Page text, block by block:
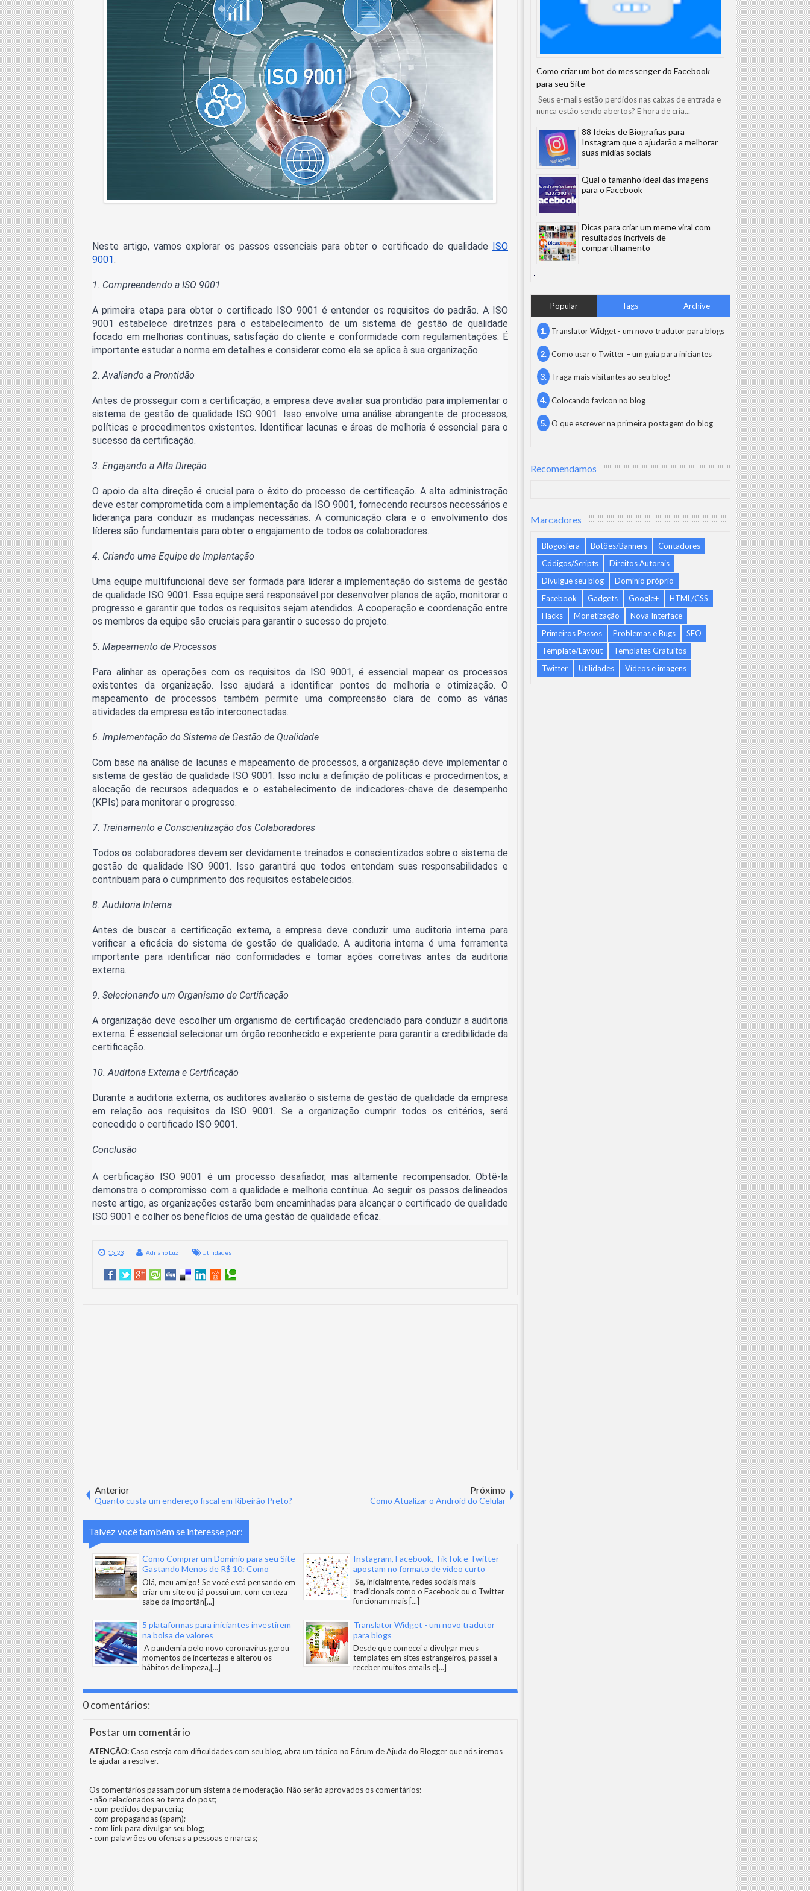
Neste artigo, vamos explorar os passos essenciais para obter o certificado de qualidade ISO
9001.
1. Compreendendo a ISO 9001
A primeira etapa para obter o certificado ISO 9001 é entender os requisitos do padrão. A ISO
9001 estabelece diretrizes para o estabelecimento de um sistema de gestão de qualidade
focado em melhorias contínuas, satisfação do cliente e conformidade com regulamentações. É
importante estudar a norma em detalhes e considerar como ela se aplica à sua organização.
2. Avaliando a Prontidão
Antes de prosseguir com a certificação, a empresa deve avaliar sua prontidão para implementar o
sistema de gestão de qualidade ISO 9001. Isso envolve uma análise abrangente de processos,
políticas e procedimentos existentes. Identificar lacunas e áreas de melhoria é essencial para o
sucesso da certificação.
3. Engajando a Alta Direção
O apoio da alta direção é crucial para o êxito do processo de certificação. A alta administração
deve estar comprometida com a implementação da ISO 9001, fornecendo recursos necessários e
liderança para conduzir as mudanças necessárias. A comunicação clara e o envolvimento dos
líderes são fundamentais para obter o engajamento de todos os colaboradores.
4. Criando uma Equipe de Implantação
Uma equipe multifuncional deve ser formada para liderar a implementação do sistema de gestão
de qualidade ISO 9001. Essa equipe será responsável por desenvolver planos de ação, monitorar o
progresso e garantir que todos os requisitos sejam atendidos. A cooperação e coordenação entre
os membros da equipe são cruciais para garantir o sucesso do projeto.
5. Mapeamento de Processos
Para alinhar as operações com os requisitos da ISO 9001, é essencial mapear os processos
existentes da organização. Isso ajudará a identificar pontos de melhoria e otimização. O
mapeamento de processos também permite uma compreensão clara de como as várias
atividades da empresa estão interconectadas.
6. Implementação do Sistema de Gestão de Qualidade
Com base na análise de lacunas e mapeamento de processos, a organização deve implementar o
sistema de gestão de qualidade ISO 9001. Isso inclui a definição de políticas e procedimentos, a
alocação de recursos adequados e o estabelecimento de indicadores-chave de desempenho
(KPIs) para monitorar o progresso.
7. Treinamento e Conscientização dos Colaboradores
Todos os colaboradores devem ser devidamente treinados e conscientizados sobre o sistema de
gestão de qualidade ISO 9001. Isso garantirá que todos entendam suas responsabilidades e
contribuam para o cumprimento dos requisitos estabelecidos.
8. Auditoria Interna
Antes de buscar a certificação externa, a empresa deve conduzir uma auditoria interna para
verificar a eficácia do sistema de gestão de qualidade. A auditoria interna é uma ferramenta
importante para identificar não conformidades e tomar ações corretivas antes da auditoria
externa.
9. Selecionando um Organismo de Certificação
A organização deve escolher um organismo de certificação credenciado para conduzir a auditoria
externa. É essencial selecionar um órgão reconhecido e experiente para garantir a credibilidade da
certificação.
10. Auditoria Externa e Certificação
Durante a auditoria externa, os auditores avaliarão o sistema de gestão de qualidade da empresa
em relação aos requisitos da ISO 9001. Se a organização cumprir todos os critérios, será
concedido o certificado ISO 9001.
Conclusão
A certificação ISO 9001 é um processo desafiador, mas altamente recompensador. Obtê-la
demonstra o compromisso com a qualidade e melhoria contínua. Ao seguir os passos delineados
neste artigo, as organizações estarão bem encaminhadas para alcançar o certificado de qualidade
ISO 9001 e colher os benefícios de uma gestão de qualidade eficaz.
15:23 Adriano Luz Utilidades
Anterior
Quanto custa um endereço fiscal em Ribeirão Preto?
Próximo
Como Atualizar o Android do Celular
Talvez você também se interesse por:
Como Comprar um Domínio para seu Site
Gastando Menos de R$ 10: Como
Economizar e Potencializar sua Presença
Online
Olá, meu amigo! Se você está pensando em
criar um site ou já possui um, com certeza
sabe da importân[...]
Instagram, Facebook, TikTok e Twitter
apostam no formato de vídeo curto
Se, inicialmente, redes sociais mais
tradicionais como o Facebook ou o Twitter
funcionam mais [...]
5 plataformas para iniciantes investirem
na bolsa de valores
A pandemia pelo novo coronavírus gerou
momentos de incertezas e alterou os
hábitos de limpeza,[...]
Translator Widget - um novo tradutor
para blogs
Desde que comecei a divulgar meus
templates em sites estrangeiros, passei a
receber muitos emails e[...]
0 comentários:
Postar um comentário
ATENÇÃO:Caso esteja com dificuldades com seu blog, abra um tópico no Fórum de Ajuda do Bloggerque nós iremos
te ajudar a resolver.
Os comentários passam por um sistema de moderação. Não serão aprovados os comentários:
- não relacionados ao tema do post;
- com pedidos de parceria;
- com propagandas (spam);
- com link para divulgar seu blog;
- com palavrões ou ofensas a pessoas e marcas;
Como criar um bot do messenger do Facebook
para seu Site
Seus e-mails estão perdidos nas caixas de entrada e
nunca estão sendo abertos? É hora de cria...
88 Ideias de Biografias para
Instagram que o ajudarão a melhorar
suas mídias sociais
Qual o tamanho ideal das imagens
para o Facebook
Dicas para criar um meme viral com
resultados incríveis de
compartilhamento
Popular Tags Archive
Translator Widget - um novo tradutor para blogs
Como usar o Twitter – um guia para iniciantes
Traga mais visitantes ao seu blog!
Colocando favicon no blog
O que escrever na primeira postagem do blog
Recomendamos
Marcadores
Blogosfera Botões/Banners
Contadores
Códigos/Scripts
Direitos Autorais
Divulgue seu blog
Domínio próprio
Facebook
Gadgets Google+
HTML/CSS
Hacks
Monetização
Nova Interface
Primeiros Passos
Problemas e Bugs
SEO
Template/Layout
Templates Gratuitos
Twitter
Utilidades Vídeos e imagens